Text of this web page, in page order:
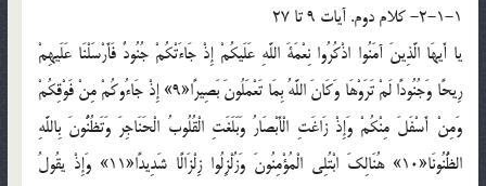
2-1-1- کلام دوم. آيات 9 تا 27
يا أَيهَا الَّذِينَ آمَنُوا اذْكُرُوا نِعْمَةَ اللَّهِ عَلَيكُمْ إِذْ جَاءَتْكُمْ جُنُودٌ فَأَرْسَلْنَا عَلَيهِمْ
رِيحًا وَجُنُودًا لَمْ تَرَوْهَا وَكَانَ اللَّهُ بِمَا تَعْمَلُونَ بَصِيرًا«9» إِذْ جَاءُوكُمْ مِنْ فَوْقِكُمْ
وَمِنْ أَسْفَلَ مِنْكُمْ وَإِذْ زَاغَتِ الْأَبْصَارُ وَبَلَغَتِ الْقُلُوبُ الْحَنَاجِرَ وَتَظُنُّونَ بِاللَّهِ
الظُّنُونَا«10» هُنَالِكَ ابْتُلِي الْمُؤْمِنُونَ وَزُلْزِلُوا زِلْزَالًا شَدِيدًا«11» وَإِذْ يقُولُ